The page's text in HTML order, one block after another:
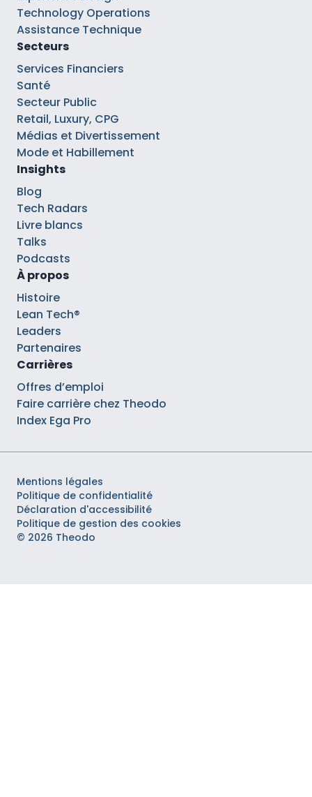
Technology Operations
Assistance Technique
Secteurs
Services Financiers
Santé
Secteur Public
Retail, Luxury, CPG
Médias et Divertissement
Mode et Habillement
Insights
Blog
Tech Radars
Livre blancs
Talks
Podcasts
À propos
Histoire
Lean Tech®
Leaders
Partenaires
Carrières
Offres d’emploi
Faire carrière chez Theodo
Index Ega Pro
Mentions légales
Politique de confidentialité
Déclaration d'accessibilité
Politique de gestion des cookies
© 2026 Theodo